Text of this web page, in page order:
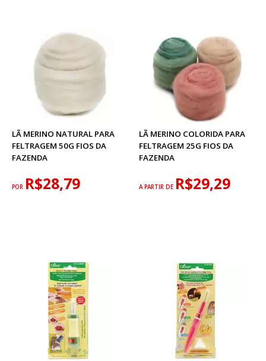
LÃ MERINO NATURAL PARA
FELTRAGEM 50G FIOS DA
FAZENDA
POR R$28,79
LÃ MERINO COLORIDA PARA
FELTRAGEM 25G FIOS DA
FAZENDA
A PARTIR DE R$29,29